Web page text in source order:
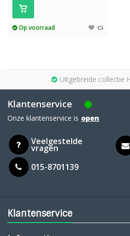
Op voorraad
Uitgebreide collectie
Klantenservice
Onze klantenservice is open
Veelgestelde
vragen
015-8701139
Klantenservice